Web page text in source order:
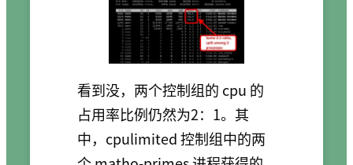
看到没，两个控制组的 cpu 的
占用率比例仍然为2：1。其
中，cpulimited 控制组中的两